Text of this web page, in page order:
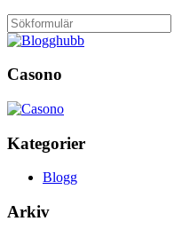
Casono
Kategorier
Blogg
Arkiv